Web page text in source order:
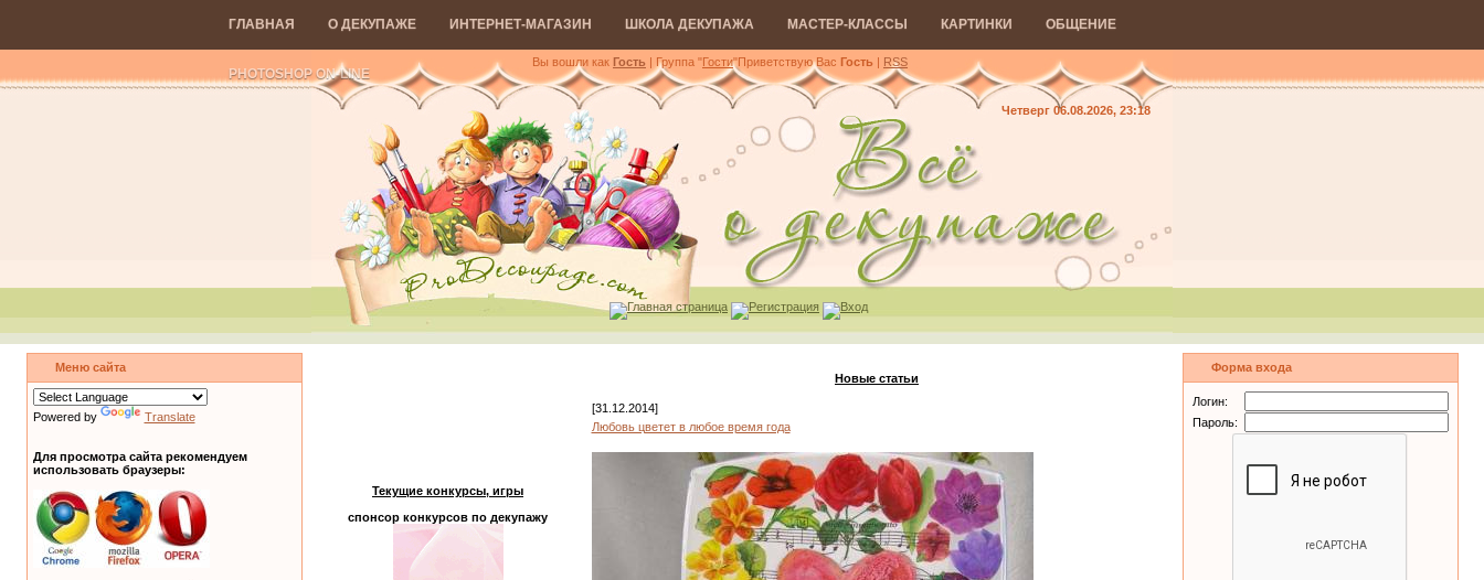
ГЛАВНАЯ О ДЕКУПАЖЕ ИНТЕРНЕТ-МАГАЗИН ШКОЛА ДЕКУПАЖА МАСТЕР-КЛАССЫ КАРТИНКИ ОБЩЕНИЕ
PHOTOSHOP ON-LINE
Вы вошли как Гость | Группа "Гости"Приветствую Вас Гость | RSS
Четверг 06.08.2026, 23:18
Главная страница Регистрация Вход
Меню сайта
Powered by Translate
Для просмотра сайта рекомендуем
использовать браузеры:
Текущие конкурсы, игры
спонсор конкурсов по декупажу
Новые статьи
[31.12.2014]
Любовь цветет в любое время года
Форма входа
Логин:
Пароль: